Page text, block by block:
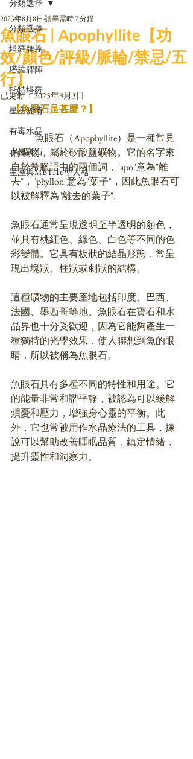
分類選擇
塔羅牌義
塔羅牌陣
托特塔羅
星座愛情
有毒水晶
水晶寶石
星座與MBTI16型人格
分類選擇
魚眼石 | Apophyllite【功
效/顏色/評級/脈輪/禁忌/五
行】
2023年8月8日 讀畢需時 7 分鐘
已更新：2023年9月3日
【魚眼石是甚麼？】
	魚眼石（Apophyllite）是一種常見
的礦物，屬於矽酸鹽礦物。它的名字來
自於希臘語中的兩個詞，"apo"意為"離
去"，"phyllon"意為"葉子"，因此魚眼石可
以被解釋為"離去的葉子"。
魚眼石通常呈現透明至半透明的顏色，
並具有桃紅色、綠色、白色等不同的色
彩變體。它具有板狀的結晶形態，常呈
現出塊狀、柱狀或刺狀的結構。
這種礦物的主要產地包括印度、巴西、
法國、墨西哥等地。魚眼石在寶石和水
晶界也十分受歡迎，因為它能夠產生一
種獨特的光學效果，使人聯想到魚的眼
睛，所以被稱為魚眼石。
魚眼石具有多種不同的特性和用途。它
的能量非常和諧平靜，被認為可以緩解
煩憂和壓力，增強身心靈的平衡。此
外，它也常被用作水晶療法的工具，據
說可以幫助改善睡眠品質，鎮定情緒，
提升靈性和洞察力。